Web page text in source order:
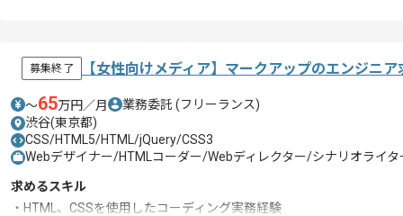
募集終了 【女性向けメディア】マークアップのエンジニ
〜65万円／月 業務委託 (フリーランス)
渋谷(東京都)
CSS/HTML5/HTML/jQuery/CSS3
Webデザイナー/HTMLコーダー/Webディレクター/シナリオライタ
求めるスキル
・HTML、CSSを使用したコーディング実務経験